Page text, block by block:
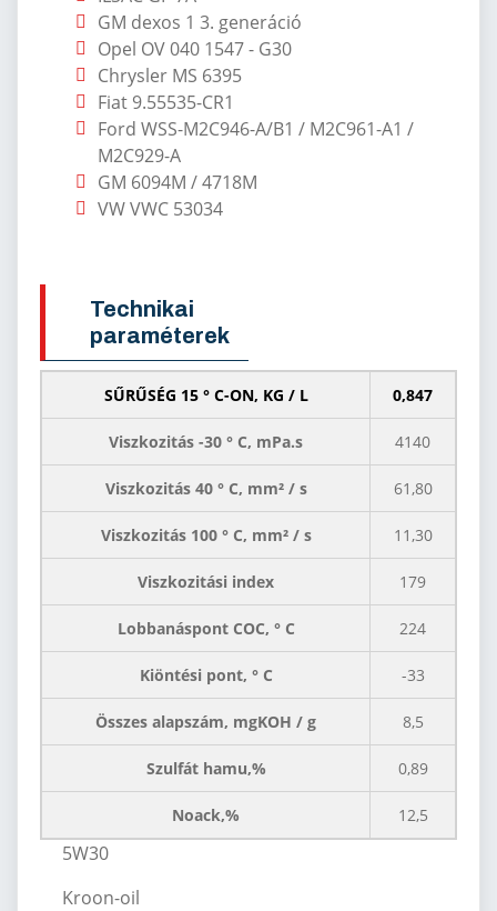
GM dexos 1 3. generáció
Opel OV 040 1547 - G30
Chrysler MS 6395
Fiat 9.55535-CR1
Ford WSS-M2C946-A/B1 / M2C961-A1 /
M2C929-A
GM 6094M / 4718M
VW VWC 53034
Technikai
paraméterek
SŰRŰSÉG 15 ° C-ON, KG / L 0,847
Viszkozitás -30 ° C, mPa.s 4140
Viszkozitás 40 ° C, mm² / s 61,80
Viszkozitás 100 ° C, mm² / s 11,30
Viszkozitási index 179
Lobbanáspont COC, ° C 224
Kiöntési pont, ° C -33
Összes alapszám, mgKOH / g 8,5
Szulfát hamu,% 0,89
Noack,% 12,5
5W30
Kroon-oil